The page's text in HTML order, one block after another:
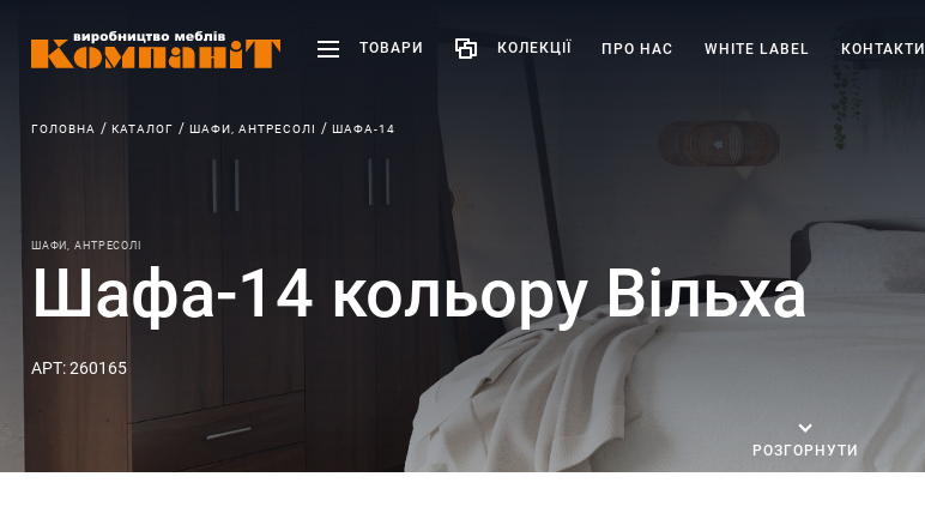
ТОВАРИ КОЛЕКЦІЇ ПРО НАС WHITE LABEL КОНТАКТИ
ГОЛОВНА КАТАЛОГ ШАФИ, АНТРЕСОЛІ ШАФА-14
ШАФИ, АНТРЕСОЛІ
Шафа-14 кольору Вільха
АРТ: 260165
РОЗГОРНУТИ